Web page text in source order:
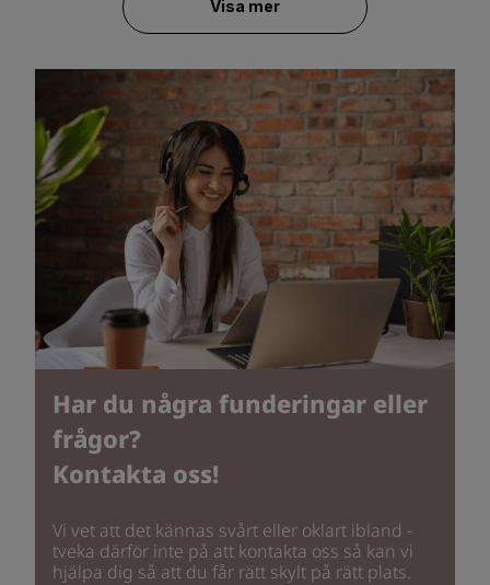
Visa mer
Har du några funderingar eller
frågor?
Kontakta oss!
Vi vet att det kännas svårt eller oklart ibland -
tveka därför inte på att kontakta oss så kan vi
hjälpa dig så att du får rätt skylt på rätt plats.